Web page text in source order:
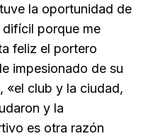
la oportunidad de
porque me
feliz el portero
impesionado de su
«el club y la ciudad,
y la
es otra razón